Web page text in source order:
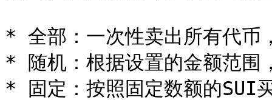
* 全部：一次性卖出所有代币
* 随机：根据设置的金额范围
* 固定：按照固定数额的SUI